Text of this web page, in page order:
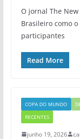
O jornal The
Brasileiro como
participantes
Read More
COPA DO MUNDO
RECENTES
junho 19, 2026